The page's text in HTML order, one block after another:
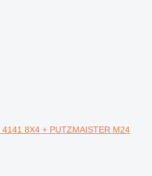
8X4 + PUTZMAISTER M24